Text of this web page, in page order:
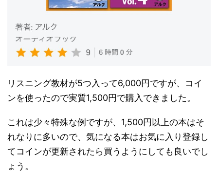
リスニング教材が5つ入って6,000円ですが、コイ
ンを使ったので実質1,500円で購入できました。
これは少々特殊な例ですが、1,500円以上の本はそ
れなりに多いので、気になる本はお気に入り登録し
てコインが更新されたら買うようにしても良いでし
ょう。